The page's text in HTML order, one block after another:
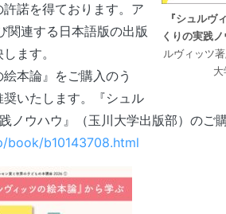
『シュルヴ
くりの実践
ルヴィッツ
諾を得ております。ア
関連する日本語版の出版
ます。
本論』をご購入のう
いたします。『シュル
ノウハウ』（玉川大学出版部）のご
book/b10143708.html